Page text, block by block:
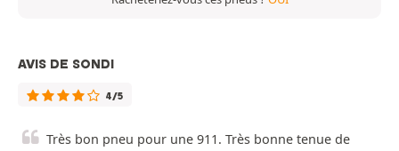
AVIS DE SONDI
4/5
Très bon pneu pour une 911. Très bonne tenue de